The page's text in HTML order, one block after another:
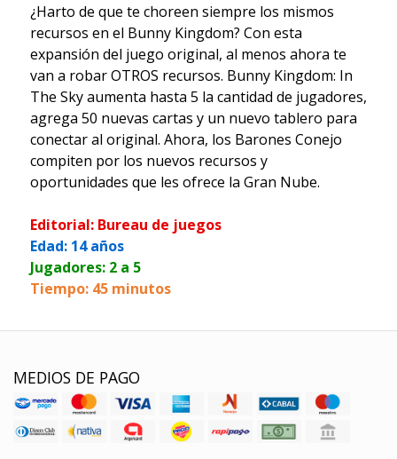
¿Harto de que te choreen siempre los mismos
recursos en el Bunny Kingdom? Con esta
expansión del juego original, al menos ahora te
van a robar OTROS recursos. Bunny Kingdom: In
The Sky aumenta hasta 5 la cantidad de jugadores,
agrega 50 nuevas cartas y un nuevo tablero para
conectar al original. Ahora, los Barones Conejo
compiten por los nuevos recursos y
oportunidades que les ofrece la Gran Nube.
Editorial: Bureau de juegos
Edad: 14 años
Jugadores: 2 a 5
Tiempo: 45 minutos
MEDIOS DE PAGO